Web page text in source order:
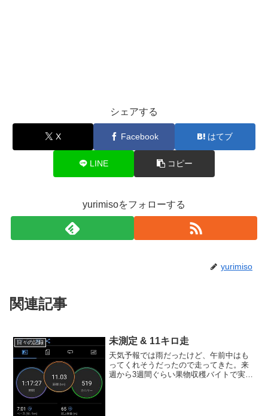
シェアする
X Facebook はてブ
LINE コピー
yurimisoをフォローする
yurimiso
関連記事
日々の記録 未測定 & 11キロ走
天気予報では雨だったけど、午前中はも
ってくれそうだったので走ってきた。来
週から3週間ぐらい果物収穫バイトで実家